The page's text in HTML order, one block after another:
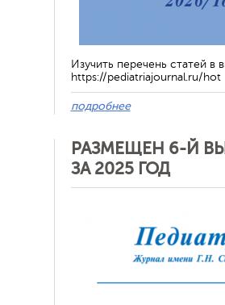
Изучить перечень статей
https://pediatriajournal.ru/hot
подробнее
РАЗМЕЩЕН 6-Й
ЗА 2025 ГОД